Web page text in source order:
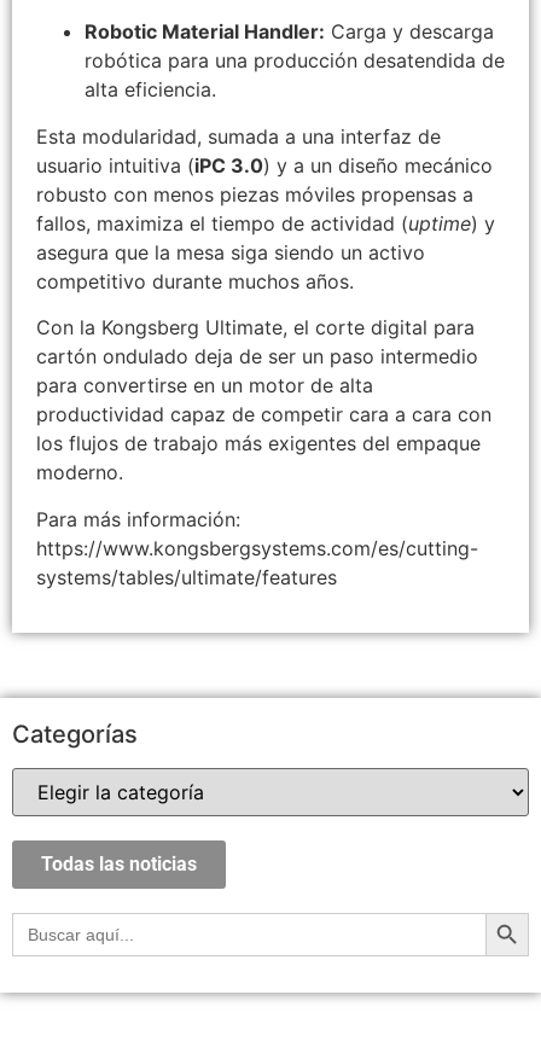
Robotic Material Handler: Carga y descarga
robótica para una producción desatendida de
alta eficiencia.
Esta modularidad, sumada a una interfaz de
usuario intuitiva (iPC 3.0) y a un diseño mecánico
robusto con menos piezas móviles propensas a
fallos, maximiza el tiempo de actividad (uptime) y
asegura que la mesa siga siendo un activo
competitivo durante muchos años.
Con la Kongsberg Ultimate, el corte digital para
cartón ondulado deja de ser un paso intermedio
para convertirse en un motor de alta
productividad capaz de competir cara a cara con
los flujos de trabajo más exigentes del empaque
moderno.
Para más información:
https://www.kongsbergsystems.com/es/cutting-
systems/tables/ultimate/features
Categorías
Todas las noticias
Buscar: